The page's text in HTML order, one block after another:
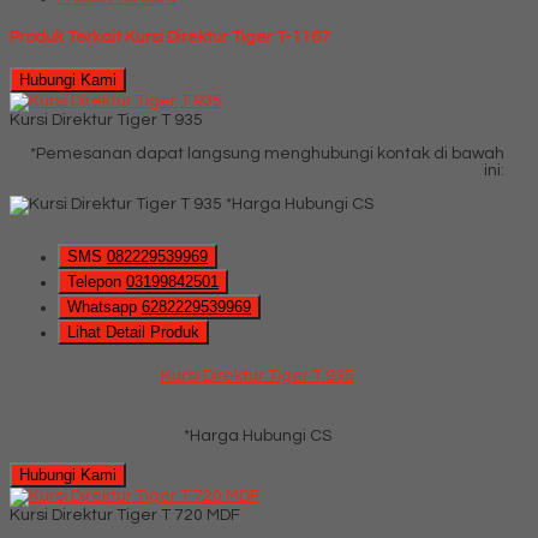
Produk Terkait Kursi Direktur Tiger T-1167
Hubungi Kami
Kursi Direktur Tiger T 935
*Pemesanan dapat langsung menghubungi kontak di bawah
ini:
*Harga Hubungi CS
SMS 082229539969
Telepon 03199842501
Whatsapp 6282229539969
Lihat Detail Produk
Kursi Direktur Tiger T 935
*Harga Hubungi CS
Hubungi Kami
Kursi Direktur Tiger T 720 MDF